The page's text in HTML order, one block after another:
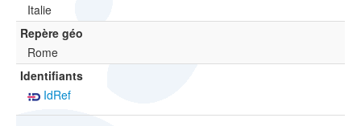
Italie
Repère géo
Rome
Identifiants
IdRef